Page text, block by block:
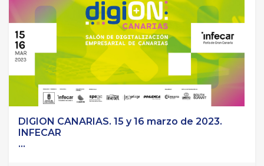
DIGION CANARIAS. 15 y 16 marzo de 2023.
INFECAR
...